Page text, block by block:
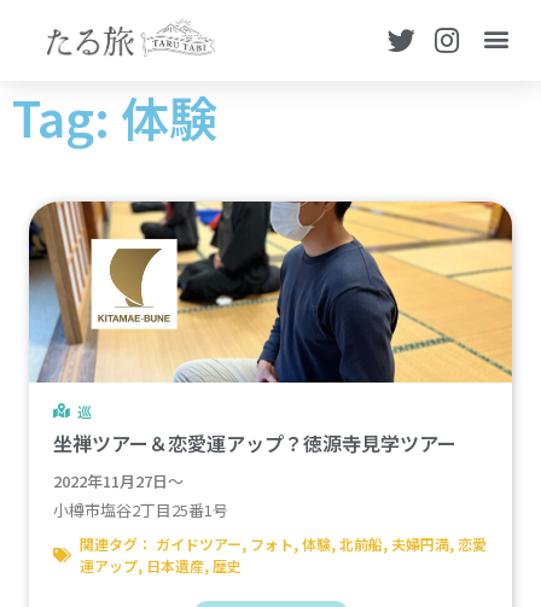
Tag: 体験
巡
坐禅ツアー＆恋愛運アップ？徳源寺見学ツアー
2022年11月27日～
小樽市塩谷2丁目25番1号
関連タグ： ガイドツアー, フォト,体験,北前船, 夫婦円満,恋愛
運アップ, 日本遺産,歴史